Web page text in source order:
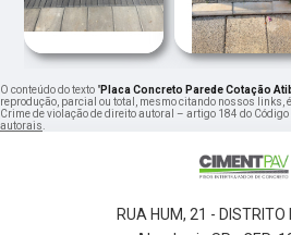
O conteúdo do texto "Placa Concreto Parede Cotação
reprodução, parcial ou total, mesmo citando nossos links,
Crime de violação de direito autoral – artigo 184 do Código
autorais.
RUA HUM, 21 - DISTRITO